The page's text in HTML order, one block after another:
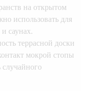
на открытом
использовать для
саунах.
террасной доски
мокрой стопы
случайного